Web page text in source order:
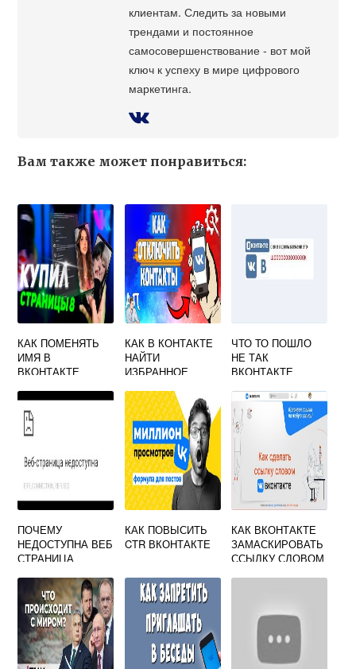
клиентам. Следить за новыми
трендами и постоянное
самосовершенствование - вот мой
ключ к успеху в мире цифрового
маркетинга.
Вам также может понравиться:
КАК ПОМЕНЯТЬ
ИМЯ В
ВКОНТАКТЕ
КАК В КОНТАКТЕ
НАЙТИ
ИЗБРАННОЕ
ТЕЛЕФОНА
ЧТО ТО ПОШЛО
НЕ ТАК
ВКОНТАКТЕ
ПОЧЕМУ
НЕДОСТУПНА ВЕБ
СТРАНИЦА
КАК ПОВЫСИТЬ
CTR ВКОНТАКТЕ
КАК ВКОНТАКТЕ
ЗАМАСКИРОВАТЬ
ССЫЛКУ СЛОВОМ